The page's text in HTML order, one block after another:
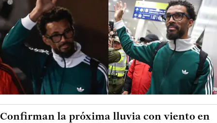
Confirman la próxima lluvia con viento en